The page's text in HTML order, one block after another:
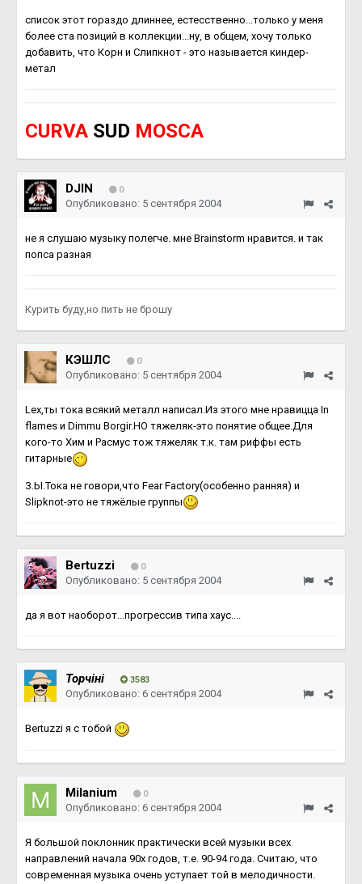
список этот гораздо длиннее, естесственно...только у меня
более ста позиций в коллекции...ну, в общем, хочу только
добавить, что Корн и Слипкнот - это называется киндер-
метал
CURVA SUD MOSCA
DJIN 0
Опубликовано: 5 сентября 2004
не я слушаю музыку полегче. мне Brainstorm нравится. и так
попса разная
Курить буду,но пить не брошу
КЭШЛС 0
Опубликовано: 5 сентября 2004
Lex,ты тока всякий металл написал.Из этого мне нравицца In
flames и Dimmu Borgir.НО тяжеляк-это понятие общее.Для
кого-то Хим и Расмус тож тяжеляк т.к. там риффы есть
гитарные
З.Ы.Тока не говори,что Fear Factory(особенно ранняя) и
Slipknot-это не тяжёлые группы
Bertuzzi 0
Опубликовано: 5 сентября 2004
да я вот наоборот...прогрессив типа хаус....
Topчiнi 3583
Опубликовано: 6 сентября 2004
Bertuzzi я с тобой
Milanium 0
Опубликовано: 6 сентября 2004
Я большой поклонник практически всей музыки всех
направлений начала 90х годов, т.е. 90-94 года. Считаю, что
современная музыка очень уступает той в мелодичности.